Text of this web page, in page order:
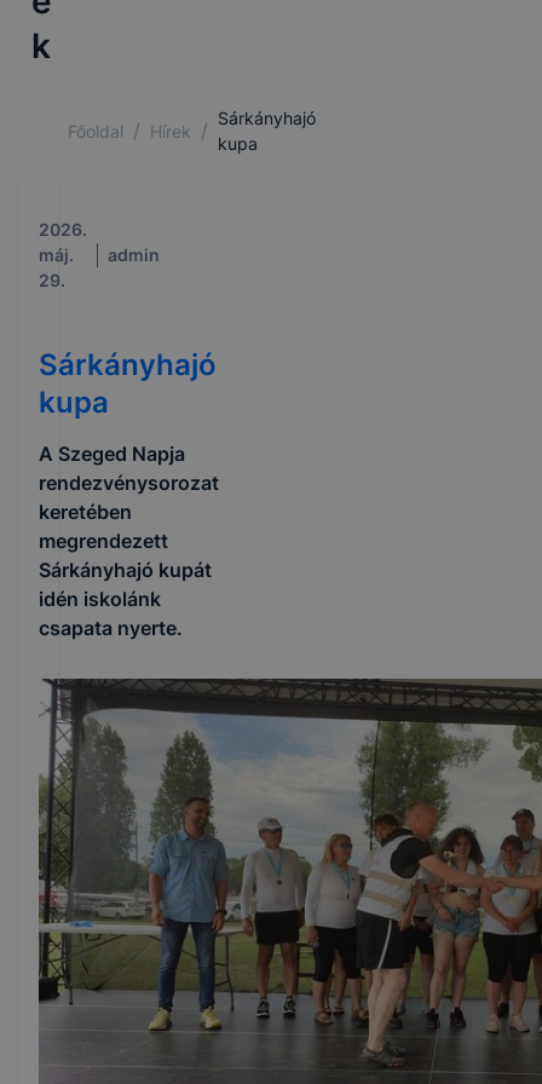
k
Főoldal / Hírek /
Sárkányhajó
kupa
2026.
máj.
29.
admin
Sárkányhajó
kupa
A Szeged Napja
rendezvénysorozat
keretében
megrendezett
Sárkányhajó kupát
idén iskolánk
csapata nyerte.